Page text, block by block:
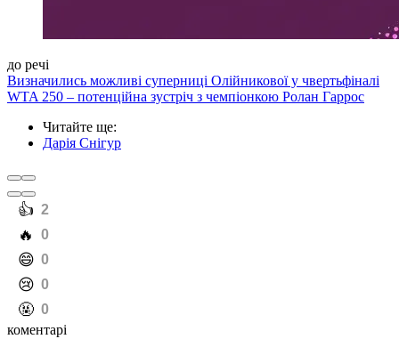
до речі
Визначились можливі суперниці Олійникової у чвертьфіналі
WTA 250 – потенційна зустріч з чемпіонкою Ролан Гаррос
Читайте ще:
Дарія Снігур
️👍 2
️🔥 0
️😄 0
️😢 0
️🤬 0
коментарі